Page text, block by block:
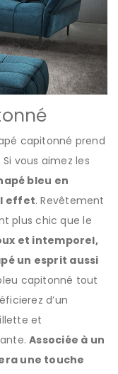
capitonné prend
vous aimez les
bleu en
effet. Revêtement
plus chic que le
et intemporel,
un esprit aussi
capitonné tout
d’un
et
Associée à un
une touche